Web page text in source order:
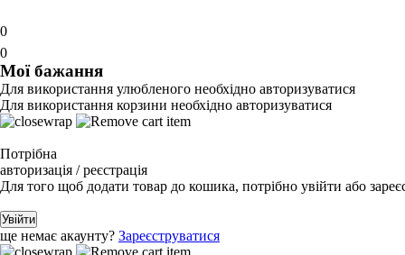
0
0
Мої бажання
Для використання улюбленого необхідно авторизуватися
Для використання корзини необхідно авторизуватися
Потрібна
авторизація / реєстрація
Для того щоб додати товар до кошика, потрібно увійти або
Увійти
ще немає акаунту? Зареєструватися